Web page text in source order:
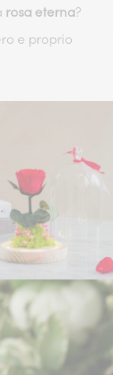
rosa eterna?
e proprio